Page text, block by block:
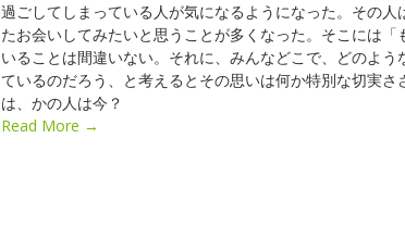
過ごしてしまっている人が気になるようになった。その人
たお会いしてみたいと思うことが多くなった。そこには
いることは間違いない。それに、みんなどこで、どのよ
ているのだろう、と考えるとその思いは何か特別な切実さ
は、かの人は今？
Read More →